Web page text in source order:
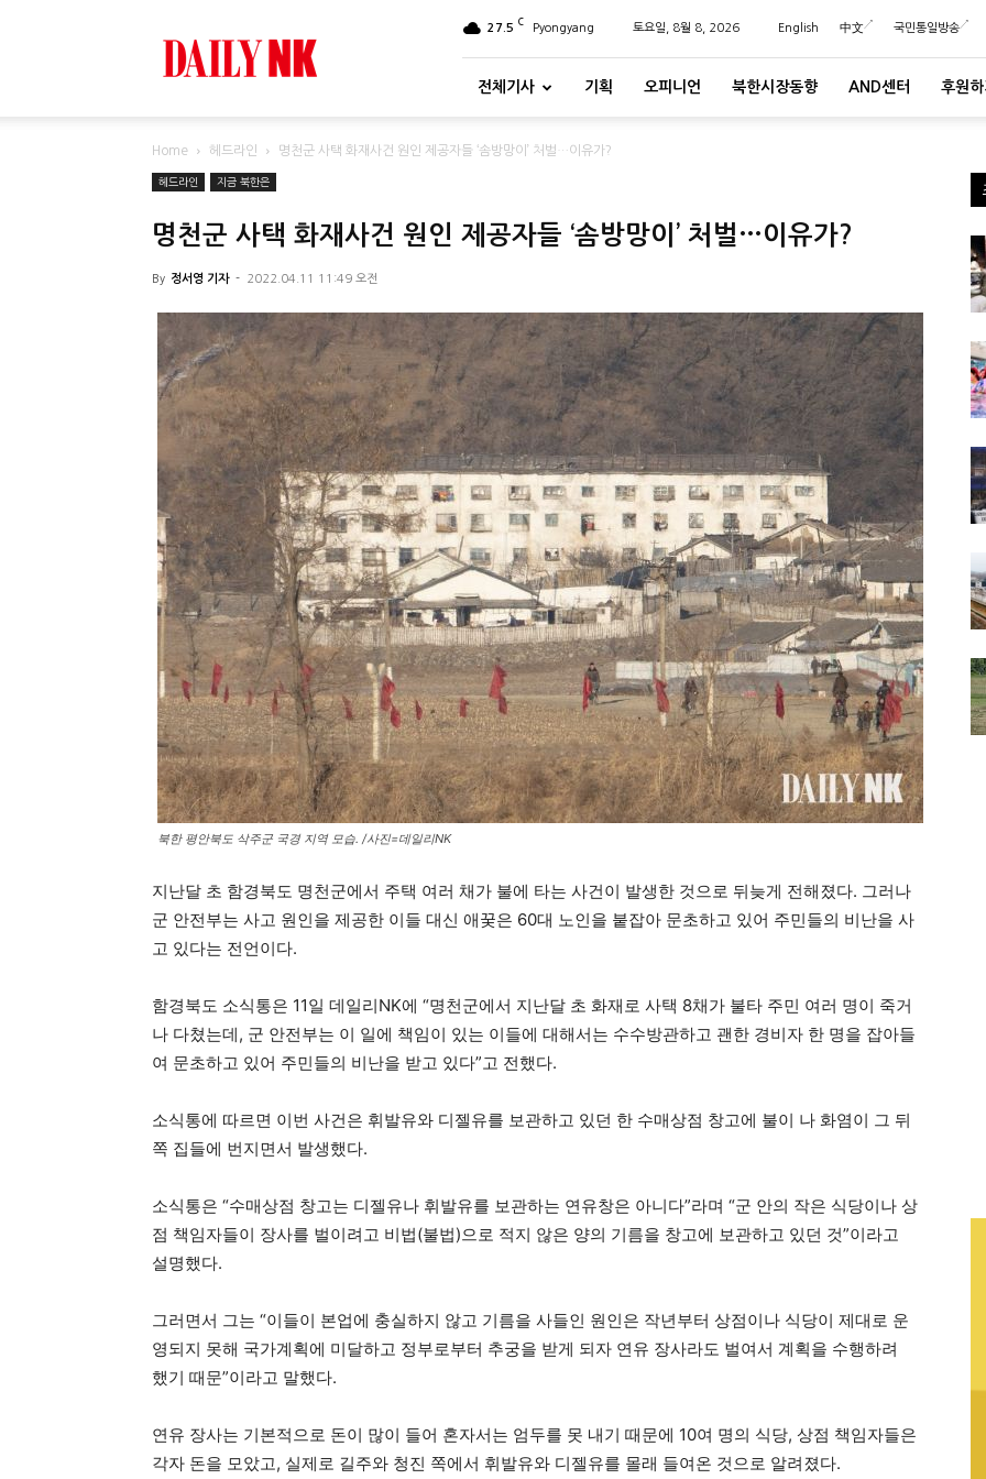
27.5 C Pyongyang 토요일, 8월 8, 2026 English 中文 국민통일방송
전체기사 기획 오피니언 북한시장동향 AND센터 후원
Home 헤드라인 명천군 사택 화재사건 원인 제공자들 ‘솜방망이’ 처벌…이유가?
헤드라인 지금 북한은
명천군 사택 화재사건 원인 제공자들 ‘솜방망이’ 처벌…이유가?
By 정서영 기자 - 2022.04.11 11:49 오전
북한 평안북도 삭주군 국경 지역 모습. /사진=데일리NK
지난달 초 함경북도 명천군에서 주택 여러 채가 불에 타는 사건이 발생한 것으로 뒤늦게 전해졌다. 그러나
군 안전부는 사고 원인을 제공한 이들 대신 애꿎은 60대 노인을 붙잡아 문초하고 있어 주민들의 비난을 사
고 있다는 전언이다.
함경북도 소식통은 11일 데일리NK에 “명천군에서 지난달 초 화재로 사택 8채가 불타 주민 여러 명이 죽거
나 다쳤는데, 군 안전부는 이 일에 책임이 있는 이들에 대해서는 수수방관하고 괜한 경비자 한 명을 잡아들
여 문초하고 있어 주민들의 비난을 받고 있다”고 전했다.
소식통에 따르면 이번 사건은 휘발유와 디젤유를 보관하고 있던 한 수매상점 창고에 불이 나 화염이 그 뒤
쪽 집들에 번지면서 발생했다.
소식통은 “수매상점 창고는 디젤유나 휘발유를 보관하는 연유창은 아니다”라며 “군 안의 작은 식당이나 상
점 책임자들이 장사를 벌이려고 비법(불법)으로 적지 않은 양의 기름을 창고에 보관하고 있던 것”이라고
설명했다.
그러면서 그는 “이들이 본업에 충실하지 않고 기름을 사들인 원인은 작년부터 상점이나 식당이 제대로 운
영되지 못해 국가계획에 미달하고 정부로부터 추궁을 받게 되자 연유 장사라도 벌여서 계획을 수행하려
했기 때문”이라고 말했다.
연유 장사는 기본적으로 돈이 많이 들어 혼자서는 엄두를 못 내기 때문에 10여 명의 식당, 상점 책임자들은
각자 돈을 모았고, 실제로 길주와 청진 쪽에서 휘발유와 디젤유를 몰래 들여온 것으로 알려졌다.